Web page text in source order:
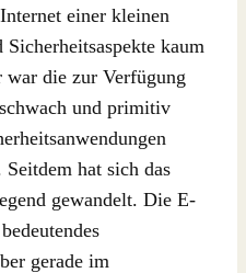
einer kleinen
kaum
die zur Verfügung
und primitiv
hat sich das
gewandelt. Die E-
gerade im